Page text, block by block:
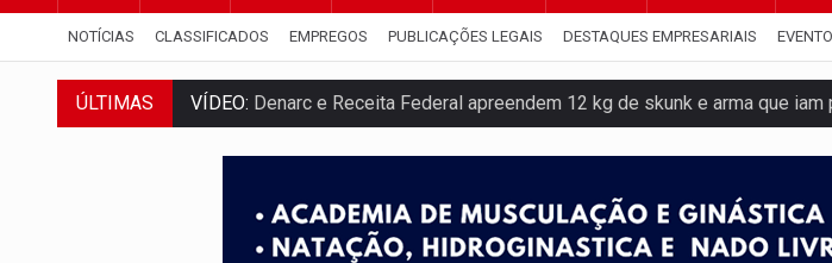
NOTÍCIAS CLASSIFICADOS EMPREGOS PUBLICAÇÕES LEGAIS DESTAQUES EMPRESARIAIS
ÚLTIMAS VÍDEO: Denarc e Receita Federal apreendem 12 kg de skunk e arma que iam
OPERAÇÃO DA PC:Membros do CV são presos com armas e drogas após
ENTRADA GRATUITA:Espetáculo As Marias Somos Nós será apresentado na
Três são presos após furto de motocicleta em frente de academia